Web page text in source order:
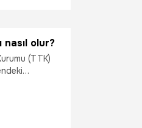
İşte
nasıl olur?
(TTK)